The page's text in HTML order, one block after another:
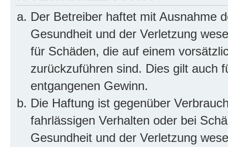
Der Betreiber haftet mit Ausnahme
Gesundheit und der Verletzung
für Schäden, die auf einem
zurückzuführen sind. Dies gilt auch
entgangenen Gewinn.
Die Haftung ist gegenüber
fahrlässigen Verhalten oder bei
Gesundheit und der Verletzung